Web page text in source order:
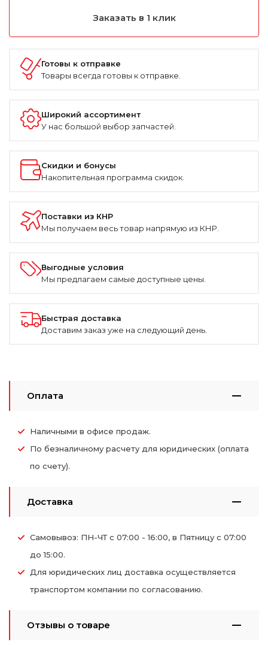
Заказать в 1 клик
Готовы к отправке
Товары всегда готовы к отправке.
Широкий ассортимент
У нас большой выбор запчастей.
Скидки и бонусы
Накопительная программа скидок.
Поставки из КНР
Мы получаем весь товар напрямую из КНР.
Выгодные условия
Мы предлагаем самые доступные цены.
Быстрая доставка
Доставим заказ уже на следующий день.
Оплата
Наличными в офисе продаж.
По безналичному расчету для юридических (оплата
по счету).
Доставка
Самовывоз: ПН-ЧТ с 07:00 - 16:00, в Пятницу с 07:00
до 15:00.
Для юридических лиц доставка осуществляется
транспортом компании по согласованию.
Отзывы о товаре